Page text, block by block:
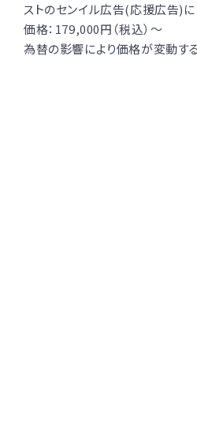
ストのセンイル広告(応援広告)に
価格：179,000円（税込）〜
為替の影響により価格が変動す